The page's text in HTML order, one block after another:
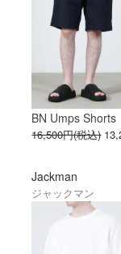
BN Umps Shorts
16,500円(税込)
Jackman
ジャックマン